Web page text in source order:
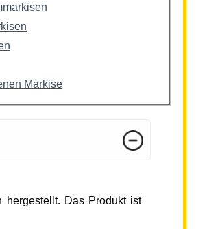
Markise
Das Produkt ist